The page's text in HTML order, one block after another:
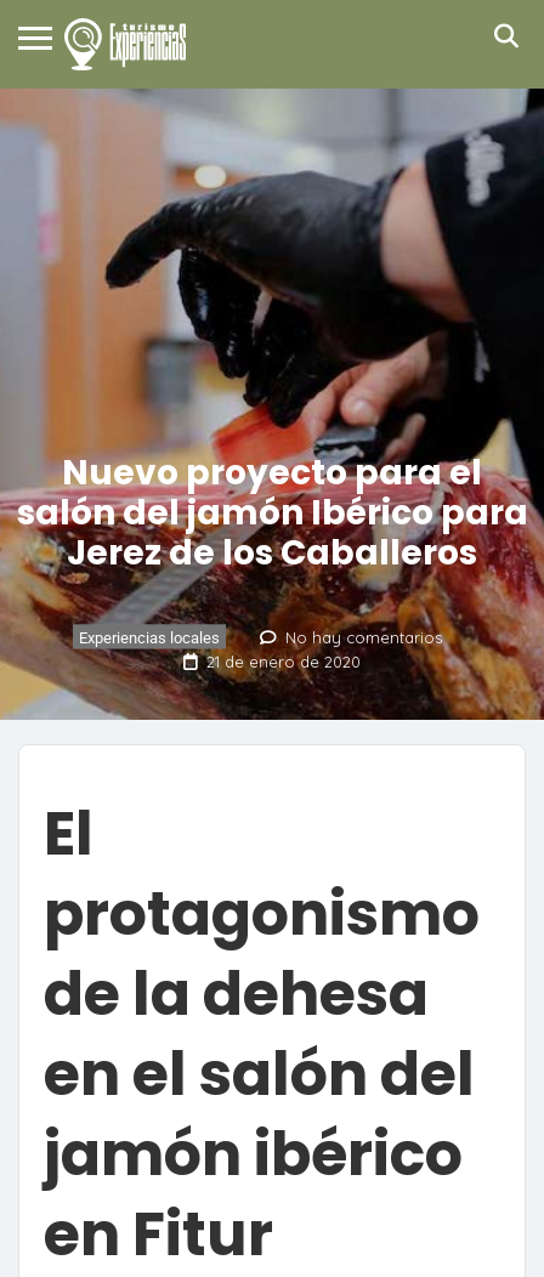
Nuevo proyecto para el
salón del jamón Ibérico para
Jerez de los Caballeros
Experiencias locales
No hay comentarios
21 de enero de 2020
El
protagonismo
de la dehesa
en el salón del
jamón ibérico
en Fitur